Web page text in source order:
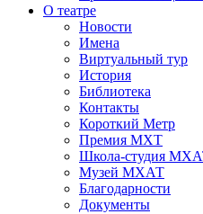
О театре
Новости
Имена
Виртуальный тур
История
Библиотека
Контакты
Короткий Метр
Премия МХТ
Школа-студия
Музей МХАТ
Благодарности
Документы